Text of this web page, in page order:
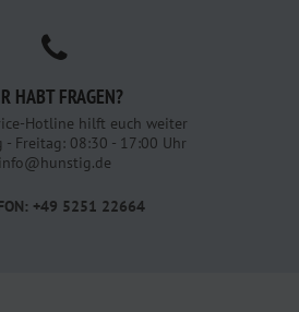
HABT FRAGEN?
Hotline hilft euch weiter
- Freitag: 08:30 - 17:00 Uhr
info@hunstig.de
+49 5251 22664